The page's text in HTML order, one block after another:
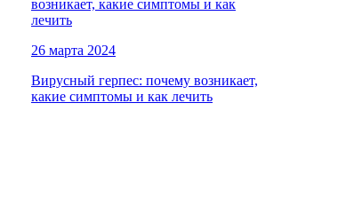
26 марта 2024
Вирусный герпес: почему возникает,
какие симптомы и как лечить